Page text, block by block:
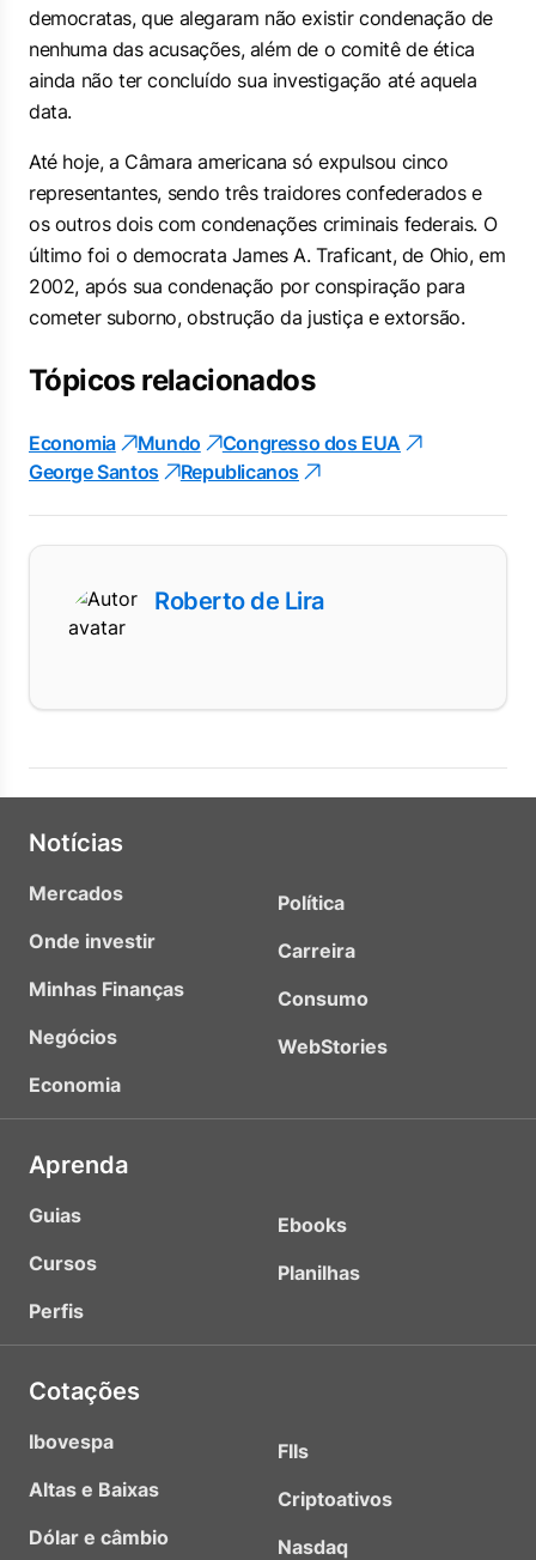
democratas, que alegaram não existir condenação de
nenhuma das acusações, além de o comitê de ética
ainda não ter concluído sua investigação até aquela
data.
Até hoje, a Câmara americana só expulsou cinco
representantes, sendo três traidores confederados e
os outros dois com condenações criminais federais. O
último foi o democrata James A. Traficant, de Ohio, em
2002, após sua condenação por conspiração para
cometer suborno, obstrução da justiça e extorsão.
Tópicos relacionados
Economia Mundo
Congresso dos EUA
George Santos
Republicanos
Roberto de Lira
Notícias
Mercados
Onde investir
Minhas Finanças
Negócios
Economia
Política
Carreira
Consumo
WebStories
Aprenda
Guias
Cursos
Perfis
Ebooks
Planilhas
Cotações
Ibovespa
Altas e Baixas
Dólar e câmbio
FIIs
Criptoativos
Nasdaq